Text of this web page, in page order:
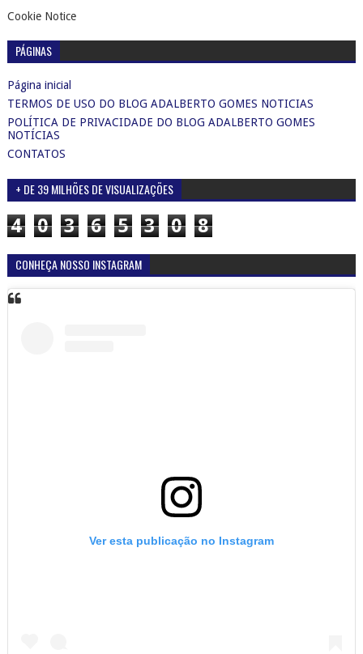
Cookie Notice
PÁGINAS
Página inicial
TERMOS DE USO DO BLOG ADALBERTO GOMES NOTICIAS
POLÍTICA DE PRIVACIDADE DO BLOG ADALBERTO GOMES
NOTÍCIAS
CONTATOS
+ DE 39 MILHÕES DE VISUALIZAÇÕES
4 0 3 6 5 3 0 8
CONHEÇA NOSSO INSTAGRAM
Ver esta publicação no Instagram